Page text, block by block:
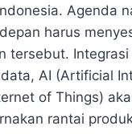
Agenda
harus
tersebut. Integrasi
AI (Artificial
of Things)
rantai